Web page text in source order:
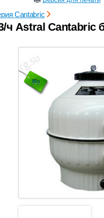
Cantabric
Astral Cantabric